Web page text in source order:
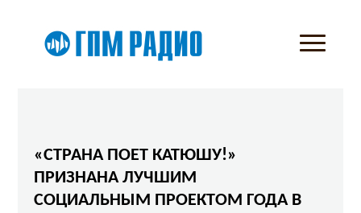
«СТРАНА ПОЕТ КАТЮШУ!»
ПРИЗНАНА ЛУЧШИМ
СОЦИАЛЬНЫМ ПРОЕКТОМ ГОДА В